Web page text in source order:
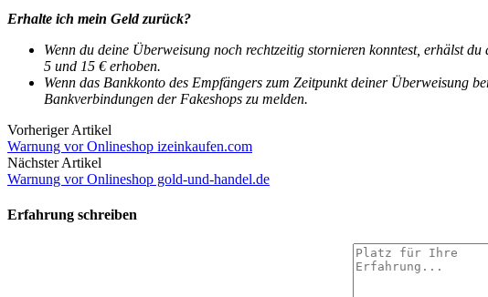
Erhalte ich mein Geld zurück?
Wenn du deine Überweisung noch rechtzeitig stornieren konntest, erhälst
5 und 15 € erhoben.
Wenn das Bankkonto des Empfängers zum Zeitpunkt deiner Überweisung
Bankverbindungen der Fakeshops zu melden.
Vorheriger Artikel
Warnung vor Onlineshop izeinkaufen.com
Nächster Artikel
Warnung vor Onlineshop gold-und-handel.de
Erfahrung schreiben